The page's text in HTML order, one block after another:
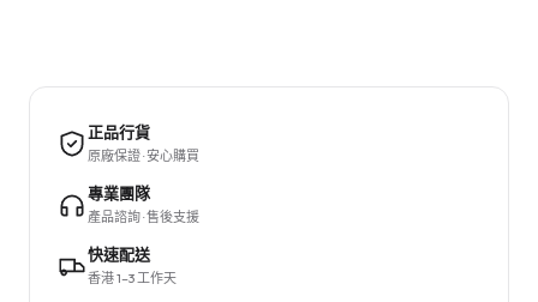
正品行貨
原廠保證 · 安心購買
專業團隊
產品諮詢 · 售後支援
快速配送
香港 1–3 工作天